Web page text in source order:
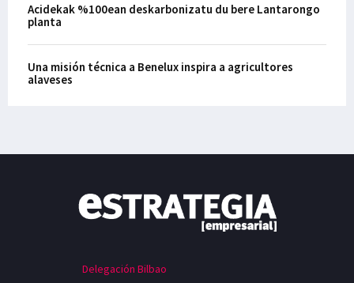
Acidekak %100ean deskarbonizatu du bere Lantarongo
planta
Una misión técnica a Benelux inspira a agricultores
alaveses
Delegación Bilbao